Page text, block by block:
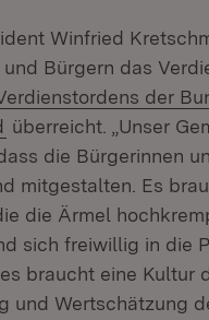
Winfried
Bürgern das
der
überreicht. „Unser
die Bürgerinnen
mitgestalten. Es
die Ärmel
sich freiwillig in die
braucht eine Kultur
und Wertschätzung